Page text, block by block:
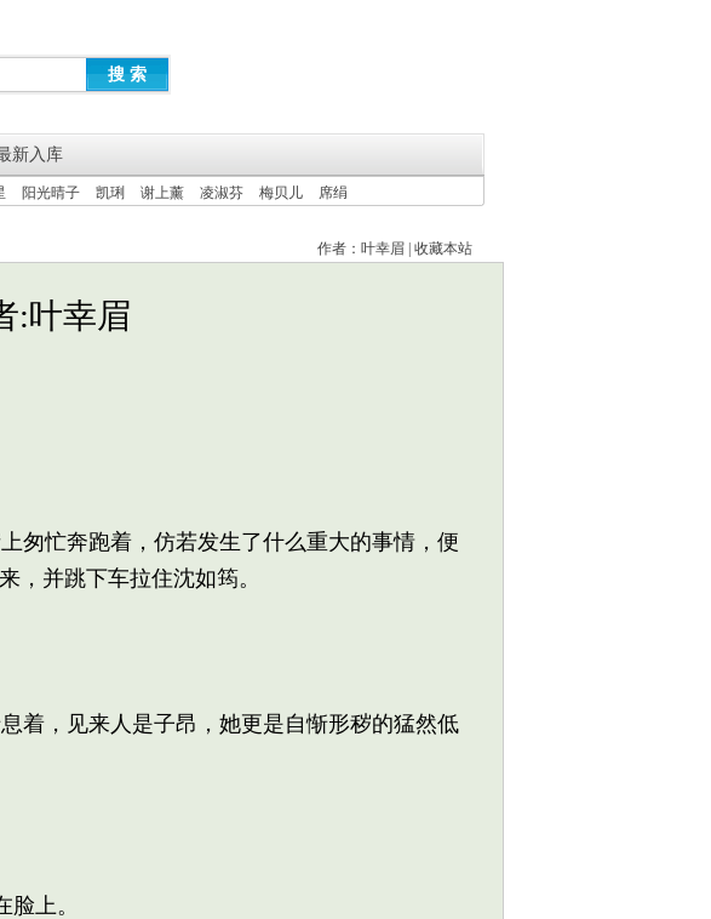
搜 索
新入库
阳光晴子 凯琍 谢上薰 凌淑芬 梅贝儿 席绢
作者： 叶幸眉 收藏本站
:叶幸眉
匆忙奔跑着，仿若发生了什么重大的事情，便
，并跳下车拉住沈如筠。
着，见来人是子昂，她更是自惭形秽的猛然低
上。